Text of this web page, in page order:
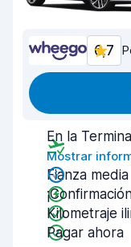
6,7
En la Terminal
Mostrar
Fianza media
Kilometraje
Pagar ahora